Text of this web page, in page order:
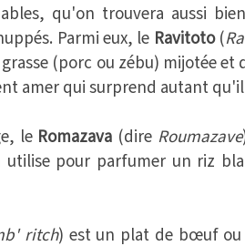
qu'on trouvera aussi
Parmi eux, le Ravitoto(
(porc ou zébu) mijotée et
amer qui surprend autant
le Romazava (dire Roumazave
pour parfumer un riz
ritch) est un plat de bœuf ou